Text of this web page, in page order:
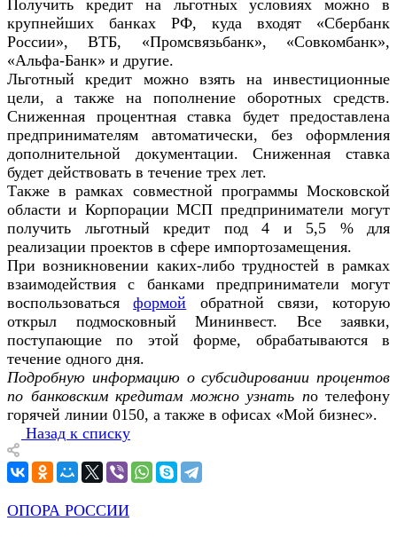
Получить кредит на льготных условиях можно в
крупнейших банках РФ, куда входят «Сбербанк
России», ВТБ, «Промсвязьбанк», «Совкомбанк»,
«Альфа-Банк» и другие.
Льготный кредит можно взять на инвестиционные
цели, а также на пополнение оборотных средств.
Сниженная процентная ставка будет предоставлена
предпринимателям автоматически, без оформления
дополнительной документации. Сниженная ставка
будет действовать в течение трех лет.
Также в рамках совместной программы Московской
области и Корпорации МСП предприниматели могут
получить льготный кредит под 4 и 5,5 % для
реализации проектов в сфере импортозамещения.
При возникновении каких-либо трудностей в рамках
взаимодействия с банками предприниматели могут
воспользоватьсяформой обратной связи, которую
открыл подмосковный Мининвест. Все заявки,
поступающие по этой форме, обрабатываются в
течение одного дня.
Подробную информацию о субсидировании процентов
по банковским кредитам можно узнать по телефону
горячей линии 0150, а также в офисах «Мой бизнес».
Назад к списку
ОПОРА РОССИИ